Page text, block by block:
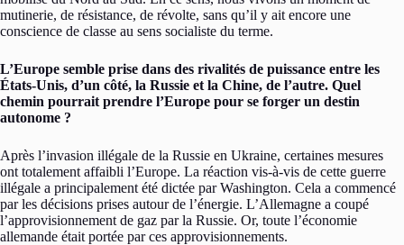
mutinerie, de résistance, de révolte, sans qu’il y ait encore une
conscience de classe au sens socialiste du terme.
L’Europe semble prise dans des rivalités de puissance entre les
États-Unis, d’un côté, la Russie et la Chine, de l’autre. Quel
chemin pourrait prendre l’Europe pour se forger un destin
autonome ?
Après l’invasion illégale de la Russie en Ukraine, certaines mesures
ont totalement affaibli l’Europe. La réaction vis-à-vis de cette guerre
illégale a principalement été dictée par Washington. Cela a commencé
par les décisions prises autour de l’énergie. L’Allemagne a coupé
l’approvisionnement de gaz par la Russie. Or, toute l’économie
allemande était portée par ces approvisionnements.